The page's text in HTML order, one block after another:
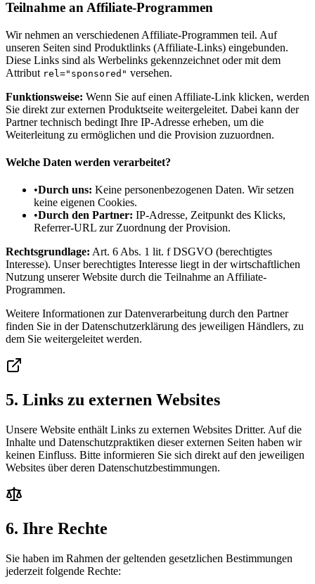
Teilnahme an Affiliate-Programmen
Wir nehmen an verschiedenen Affiliate-Programmen teil. Auf
unseren Seiten sind Produktlinks (Affiliate-Links) eingebunden.
Diese Links sind als Werbelinks gekennzeichnet oder mit dem
Attribut rel="sponsored" versehen.
Funktionsweise: Wenn Sie auf einen Affiliate-Link klicken, werden
Sie direkt zur externen Produktseite weitergeleitet. Dabei kann der
Partner technisch bedingt Ihre IP-Adresse erheben, um die
Weiterleitung zu ermöglichen und die Provision zuzuordnen.
Welche Daten werden verarbeitet?
•Durch uns: Keine personenbezogenen Daten. Wir setzen
keine eigenen Cookies.
•Durch den Partner: IP-Adresse, Zeitpunkt des Klicks,
Referrer-URL zur Zuordnung der Provision.
Rechtsgrundlage: Art. 6 Abs. 1 lit. f DSGVO (berechtigtes
Interesse). Unser berechtigtes Interesse liegt in der wirtschaftlichen
Nutzung unserer Website durch die Teilnahme an Affiliate-
Programmen.
Weitere Informationen zur Datenverarbeitung durch den Partner
finden Sie in der Datenschutzerklärung des jeweiligen Händlers, zu
dem Sie weitergeleitet werden.
5. Links zu externen Websites
Unsere Website enthält Links zu externen Websites Dritter. Auf die
Inhalte und Datenschutzpraktiken dieser externen Seiten haben wir
keinen Einfluss. Bitte informieren Sie sich direkt auf den jeweiligen
Websites über deren Datenschutzbestimmungen.
6. Ihre Rechte
Sie haben im Rahmen der geltenden gesetzlichen Bestimmungen
jederzeit folgende Rechte: